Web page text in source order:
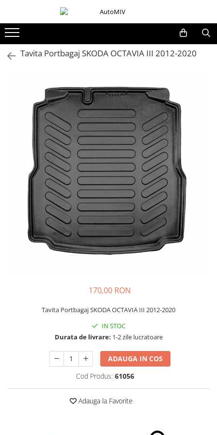
Oferta Saptamanii
Bloc Lumini
Butoane Reglare Oglinzi
Seturi Butoane
Butoane Blocare/Deblocare
Buton Frana
Buton Clapeta Rezervor
Buton Portbagaj
Alte Butoane/Comutatoare
Butoane Semnalizare
Schimbatoare Viteze
Accesorii Auto
Accesorii Auto Exterior
Accesorii Interior Auto
Tavite Portbagaj Dedicate
Tavita Portbagaj SKODA OCTAVIA III 2012-2020
170,00 RON
Tavita Portbagaj SKODA OCTAVIA III 2012-2020
IN STOC
Durata de livrare: 1-2 zile lucratoare
ADAUGA IN COS
Cod Produs: 61056
Adauga la Favorite